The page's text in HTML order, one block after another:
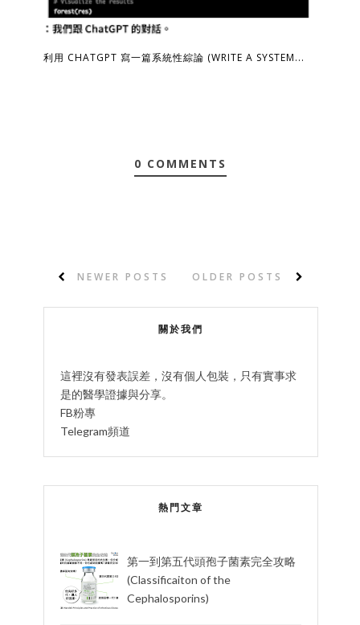
利用 CHATGPT 寫一篇系統性綜論 (WRITE A SYSTEM...
0 COMMENTS
NEWER POSTS OLDER POSTS
關於我們
這裡沒有發表誤差，沒有個人包裝，只有實事求
是的醫學證據與分享。
FB粉專
Telegram頻道
熱門文章
第一到第五代頭孢子菌素完全攻略
(Classificaiton of the
Cephalosporins)